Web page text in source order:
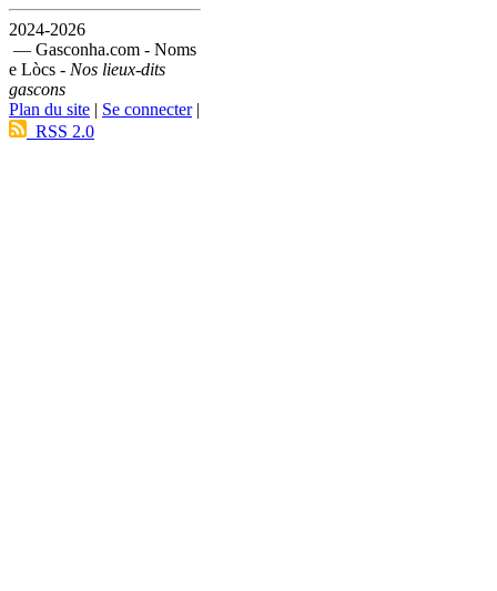
2024-2026
— Gasconha.com - Noms
e Lòcs - Nos lieux-dits
gascons
Plan du site | Se connecter|
RSS 2.0